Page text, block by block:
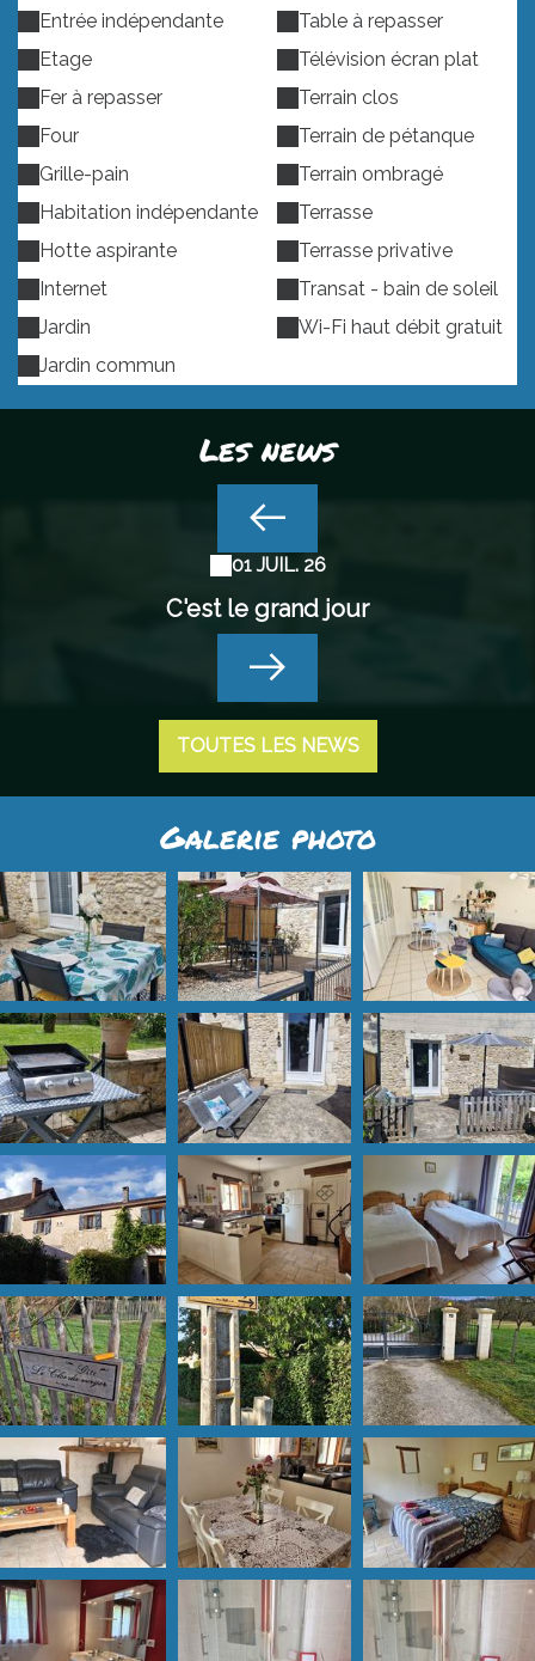
Entrée indépendante
Etage
Fer à repasser
Four
Grille-pain
Habitation indépendante
Hotte aspirante
Internet
Jardin
Jardin commun
Table à repasser
Télévision écran plat
Terrain clos
Terrain de pétanque
Terrain ombragé
Terrasse
Terrasse privative
Transat - bain de soleil
Wi-Fi haut débit gratuit
Les news
01 JUIL. 26
C'est le grand jour
TOUTES LES NEWS
Galerie photo